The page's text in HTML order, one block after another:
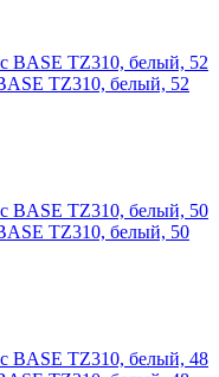
TZ310, белый, 52
TZ310, белый, 50